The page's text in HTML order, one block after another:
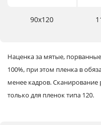
90х120
Наценка за мятые,
100%, при этом пленка в
менее кадров.Сканирование
только для пленок типа 120.